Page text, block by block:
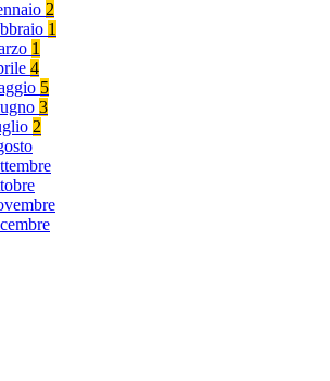
2
1
1
4
5
3
2